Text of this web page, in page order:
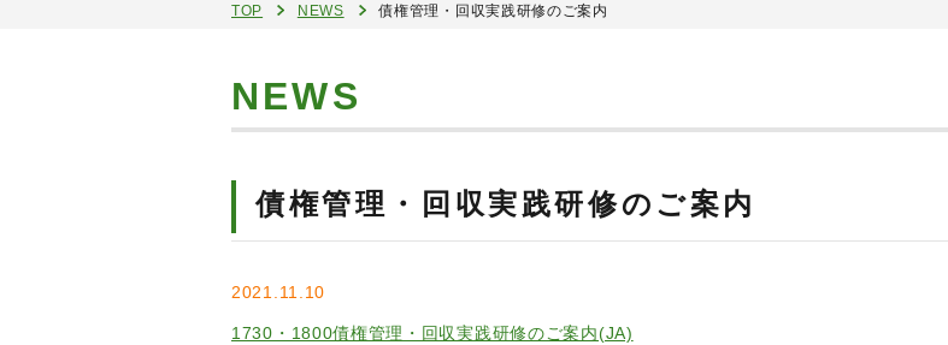
TOP NEWS 債権管理・回収実践研修のご案内
NEWS
債権管理・回収実践研修のご案内
2021.11.10
1730・1800債権管理・回収実践研修のご案内(JA)